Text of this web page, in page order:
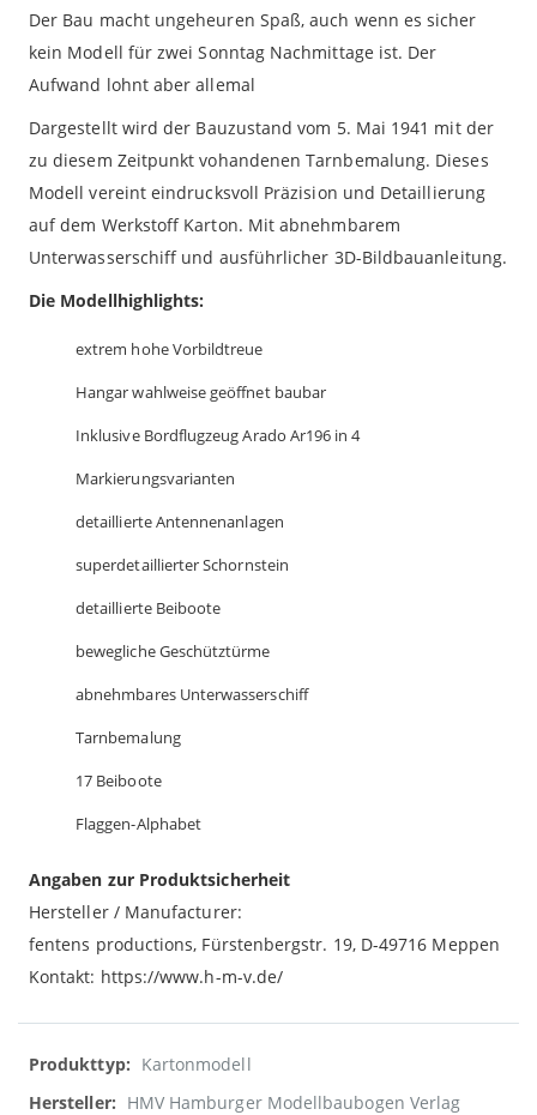
Der Bau macht ungeheuren Spaß, auch wenn es sicher
kein Modell für zwei Sonntag Nachmittage ist. Der
Aufwand lohnt aber allemal
Dargestellt wird der Bauzustand vom 5. Mai 1941 mit der
zu diesem Zeitpunkt vohandenen Tarnbemalung. Dieses
Modell vereint eindrucksvoll Präzision und Detaillierung
auf dem Werkstoff Karton. Mit abnehmbarem
Unterwasserschiff und ausführlicher 3D-Bildbauanleitung.
Die Modellhighlights:
extrem hohe Vorbildtreue
Hangar wahlweise geöffnet baubar
Inklusive Bordflugzeug Arado Ar196 in 4
Markierungsvarianten
detaillierte Antennenanlagen
superdetaillierter Schornstein
detaillierte Beiboote
bewegliche Geschütztürme
abnehmbares Unterwasserschiff
Tarnbemalung
17 Beiboote
Flaggen-Alphabet
Angaben zur Produktsicherheit
Hersteller / Manufacturer:
fentens productions, Fürstenbergstr. 19, D-49716 Meppen
Kontakt: https://www.h-m-v.de/
Weitere
Informationen
Kartonmodell
HMV Hamburger Modellbaubogen Verlag